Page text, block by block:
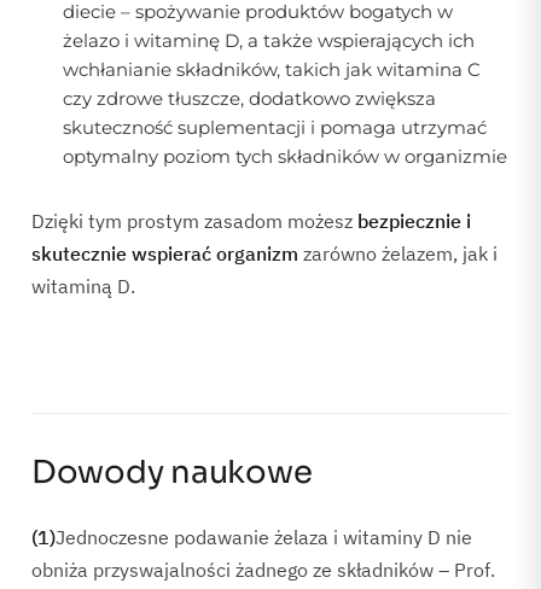
diecie – spożywanie produktów bogatych w
żelazo i witaminę D, a także wspierających ich
wchłanianie składników, takich jak witamina C
czy zdrowe tłuszcze, dodatkowo zwiększa
skuteczność suplementacji i pomaga utrzymać
optymalny poziom tych składników w organizmie
Dzięki tym prostym zasadom możesz bezpiecznie i
skutecznie wspierać organizm zarówno żelazem, jak i
witaminą D.
Dowody naukowe
(1)Jednoczesne podawanie żelaza i witaminy D nie
obniża przyswajalności żadnego ze składników – Prof.